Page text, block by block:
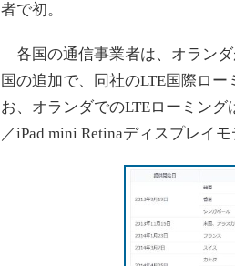
者で初。
各国の通信事業者は、オランダ
国の追加で、同社のLTE国際ロ
お、オランダでのLTEローミング
／iPad mini Retinaディスプレイ